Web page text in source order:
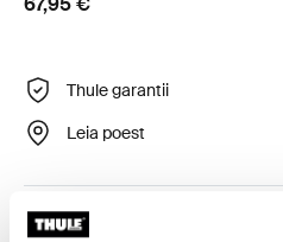
Thule garantii
Leia poest
Kohandatud